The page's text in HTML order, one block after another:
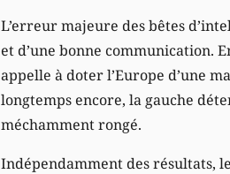
L’erreur majeure des bêtes
et d’une bonne communication.
appelle à doter l’Europe d’une
longtemps encore, la gauche
méchamment rongé.
Indépendamment des résultats,